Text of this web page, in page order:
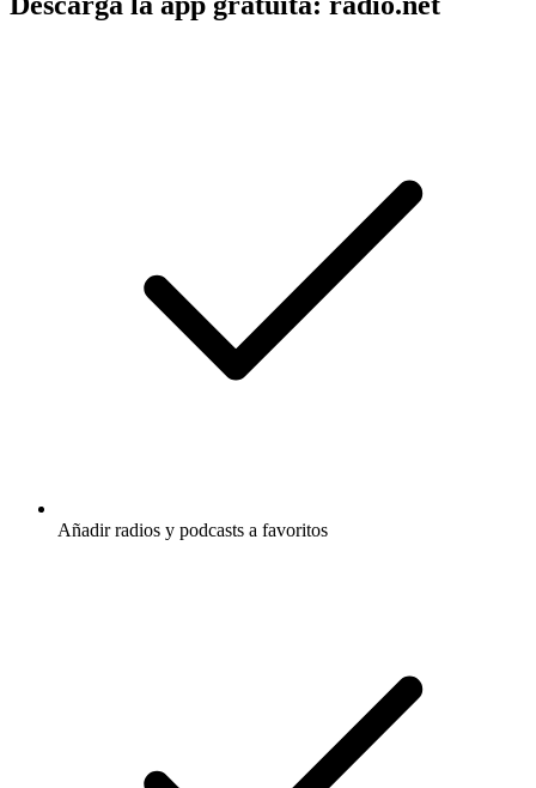
Añadir radios y podcasts a favoritos